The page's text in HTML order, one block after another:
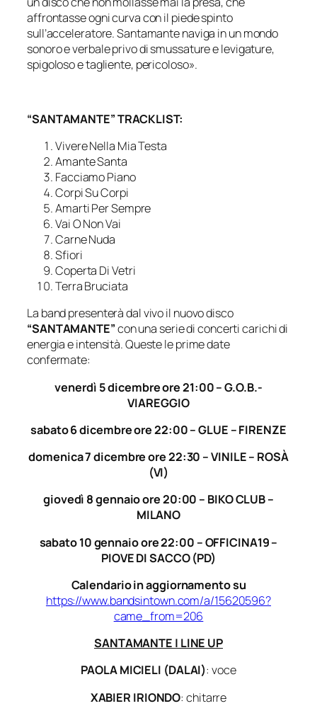
affrontasse ogni curva con il piede spinto
sull’acceleratore. Santamante naviga in un mondo
sonoro e verbale privo di smussature e levigature,
spigoloso e tagliente, pericoloso».
“SANTAMANTE” TRACKLIST:
Vivere Nella Mia Testa
Amante Santa
Facciamo Piano
Corpi Su Corpi
Amarti Per Sempre
Vai O Non Vai
Carne Nuda
Sfiori
Coperta Di Vetri
Terra Bruciata
La band presenterà dal vivo il nuovo disco
“SANTAMANTE”con una serie di concerti carichi di
energia e intensità. Queste le prime date
confermate:
venerdì 5 dicembre ore 21:00 – G.O.B.-
VIAREGGIO
sabato 6 dicembre ore 22:00 – GLUE – FIRENZE
domenica 7 dicembre ore 22:30 – VINILE – ROSÀ
(VI)
giovedì 8 gennaio ore 20:00 – BIKO CLUB –
MILANO
sabato 10 gennaio ore 22:00 – OFFICINA19 –
PIOVE DI SACCO (PD)
Calendario in aggiornamento su
https://www.bandsintown.com/a/15620596?
came_from=206
SANTAMANTE | LINE UP
PAOLA MICIELI (DALAI): voce
XABIER IRIONDO: chitarre